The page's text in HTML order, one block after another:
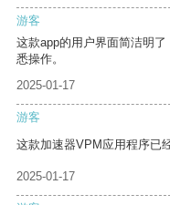
游客
这款app的用户界面简洁明
悉操作。
2025-01-17
游客
这款加速器VPM应用程序已
2025-01-17